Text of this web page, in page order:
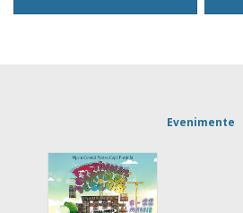
Evenimente